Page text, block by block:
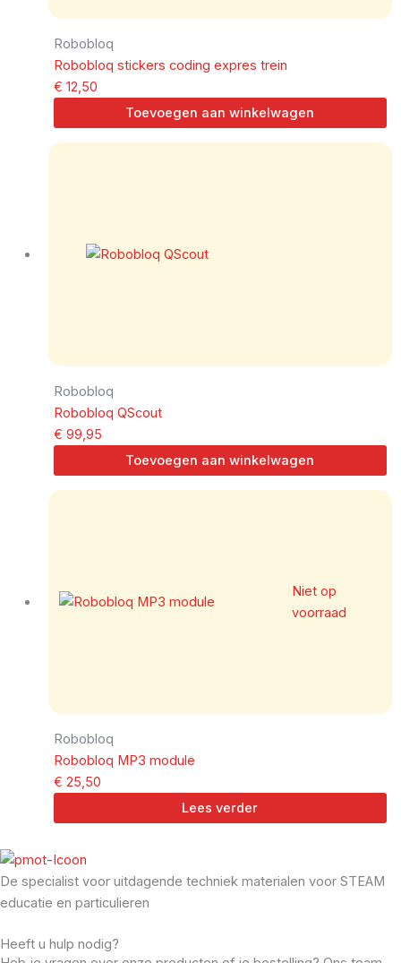
Robobloq
Robobloq stickers coding expres trein
€ 12,50
Toevoegen aan winkelwagen
Robobloq
Robobloq QScout
€ 99,95
Toevoegen aan winkelwagen
Niet op
voorraad
Robobloq
Robobloq MP3 module
€ 25,50
Lees verder
De specialist voor uitdagende techniek materialen voor STEAM
educatie en particulieren
Heeft u hulp nodig?